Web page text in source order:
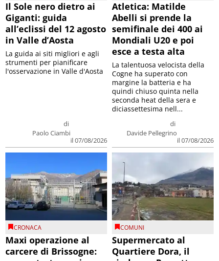
Il Sole nero dietro ai
Giganti: guida
all’eclissi del 12 agosto
in Valle d’Aosta
di
Paolo Ciambi
il 07/08/2026
La guida ai siti migliori e agli
strumenti per pianificare
l'osservazione in Valle d'Aosta
Atletica: Matilde
Abelli si prende la
semifinale dei 400 ai
Mondiali U20 e poi
esce a testa alta
di
Davide Pellegrino
il 07/08/2026
La talentuosa velocista della
Cogne ha superato con
margine la batteria e ha
quindi chiuso quinta nella
seconda heat della sera e
diciassettesima nell...
CRONACA
Maxi operazione al
carcere di Brissogne:
COMUNI
Supermercato al
Quartiere Dora, il